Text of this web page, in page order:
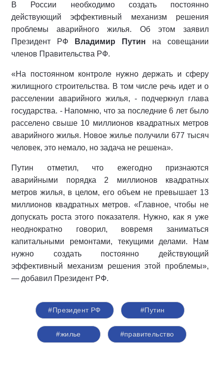
В России необходимо создать постоянно
действующий эффективный механизм решения
проблемы аварийного жилья. Об этом заявил
Президент РФ
Владимир Путин на совещании
членов Правительства РФ.
«На постоянном контроле нужно держать и сферу
жилищного строительства. В том числе речь идет и о
расселении аварийного жилья, - подчеркнул глава
государства. - Напомню, что за последние 6 лет было
расселено свыше 10 миллионов квадратных метров
аварийного жилья. Новое жилье получили 677 тысяч
человек, это немало, но задача не решена».
Путин отметил, что ежегодно признаются
аварийными порядка 2 миллионов квадратных
метров жилья, в целом, его объем не превышает 13
миллионов квадратных метров. «Главное, чтобы не
допускать роста этого показателя. Нужно, как я уже
неоднократно говорил, вовремя заниматься
капитальными ремонтами, текущими делами. Нам
нужно создать постоянно действующий
эффективный механизм решения этой проблемы»,
— добавил Президент РФ.
#Президент РФ #Путин
#жилье #правительство